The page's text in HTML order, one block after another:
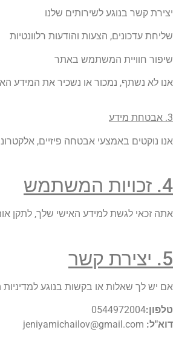
יצירת קשר בנוגע לשירותים שלנו
שליחת עדכונים, הצעות והודעות רלוונטיות
שיפור חוויית המשתמש באתר
אנו לא נשתף, נמכור או נשכיר את המידע
3. אבטחת מידע
אנו נוקטים באמצעי אבטחה פיזיים,
4. זכויות המשתמש
אתה זכאי לגשת למידע האישי שלך, לתקן
5. יצירת קשר
אם יש לך שאלות או בקשות בנוגע למדיניות
טלפון:0544972004
דוא"ל: